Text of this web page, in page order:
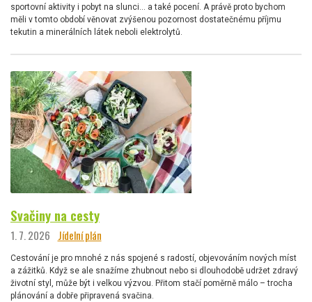
sportovní aktivity i pobyt na slunci… a také pocení. A právě proto bychom
měli v tomto období věnovat zvýšenou pozornost dostatečnému příjmu
tekutin a minerálních látek neboli elektrolytů.
Svačiny na cesty
1. 7. 2026 Jídelní plán
Cestování je pro mnohé z nás spojené s radostí, objevováním nových míst
a zážitků. Když se ale snažíme zhubnout nebo si dlouhodobě udržet zdravý
životní styl, může být i velkou výzvou. Přitom stačí poměrně málo – trocha
plánování a dobře připravená svačina.